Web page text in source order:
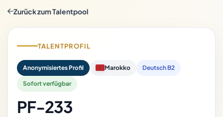
Zurück zum Talentpool
TALENTPROFIL
Anonymisiertes Profil Marokko Deutsch B2
Sofort verfügbar
PF-233